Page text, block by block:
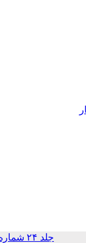
جلد ۲۴ شماره